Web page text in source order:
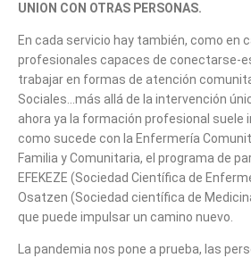
UNION CON OTRAS PERSONAS.
En cada servicio hay también, como en
profesionales capaces de conectarse-
trabajar en formas de atención
Sociales…más allá de la intervención
ahora ya la formación profesional suele
como sucede con la Enfermería
Familia y Comunitaria, el programa de
EFEKEZE (Sociedad Científica de
Osatzen (Sociedad científica de
que puede impulsar un camino nuevo.
La pandemia nos pone a prueba, las